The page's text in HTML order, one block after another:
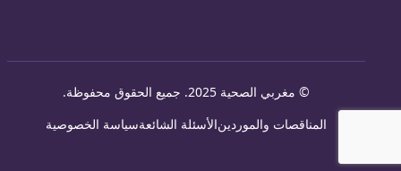
© مغربي الصحية 2025. جميع الحقوق محفوظة
.
المناقصات والموردينالأسئلة الشائعةسياسة الخصوصية